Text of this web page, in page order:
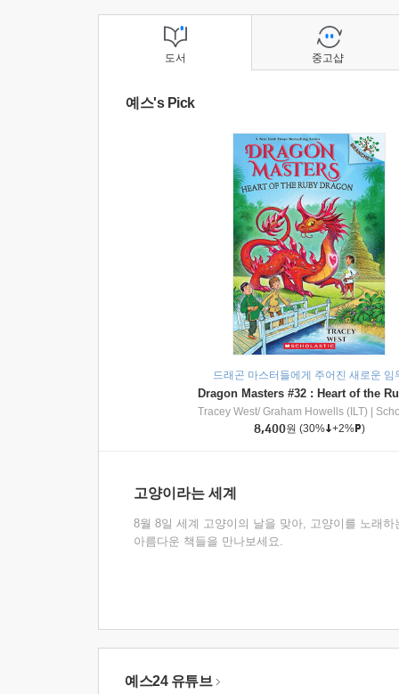
도서
예스's Pick
드래곤 마스터들에게 주어진 새로운 임
Tracey West/ Graham Howells (ILT)
8,400원 (30% +2% )
고양이라는 세계
8월 8일 세계 고양이의 날을 맞아, 고양이를 노래하
아름다운 책들을 만나보세요.
중고샵
예스24 유튜브